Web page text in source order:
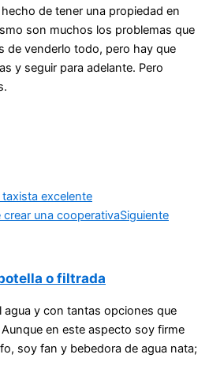
de tener una propiedad en
son muchos los problemas que
de venderlo todo, pero hay que
y seguir para adelante. Pero
excelente
una cooperativaSiguiente
o filtrada
agua y con tantas opciones que
en este aspecto soy firme
soy fan y bebedora de agua nata;